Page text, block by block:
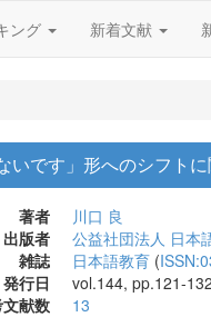
ング 新着文献
いです」形へのシフト
著者
川口 良
出版者
公益社団法人 日本
雑誌
日本語教育 (
行日
vol.144, pp.121-
献数
13